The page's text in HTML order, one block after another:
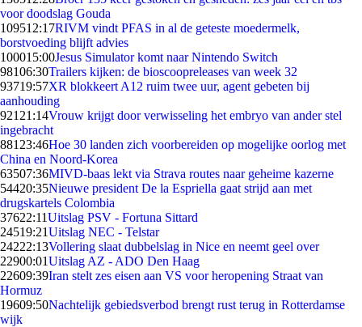
voor doodslag Gouda
109512:17RIVM vindt PFAS in al de geteste moedermelk,
borstvoeding blijft advies
100015:00Jesus Simulator komt naar Nintendo Switch
98106:30Trailers kijken: de bioscoopreleases van week 32
93719:57XR blokkeert A12 ruim twee uur, agent gebeten bij
aanhouding
921 21:14Vrouw krijgt door verwisseling het embryo van ander stel
ingebracht
881 23:46Hoe 30 landen zich voorbereiden op mogelijke oorlog met
China en Noord-Korea
63507:36MIVD-baas lekt via Strava routes naar geheime kazerne
54420:35Nieuwe president De la Espriella gaat strijd aan met
drugskartels Colombia
37622:11Uitslag PSV - Fortuna Sittard
24519:21Uitslag NEC - Telstar
24222:13Vollering slaat dubbelslag in Nice en neemt geel over
22900:01Uitslag AZ - ADO Den Haag
22609:39Iran stelt zes eisen aan VS voor heropening Straat van
Hormuz
19609:50Nachtelijk gebiedsverbod brengt rust terug in Rotterdamse
wijk